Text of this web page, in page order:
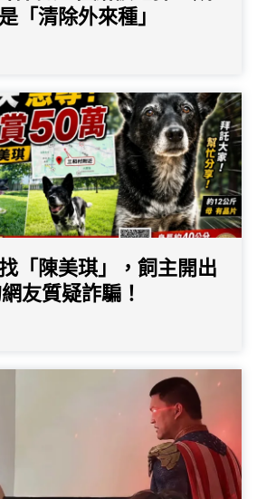
「清除外來種」
「陳美琪」，飼主開出
友質疑詐騙！